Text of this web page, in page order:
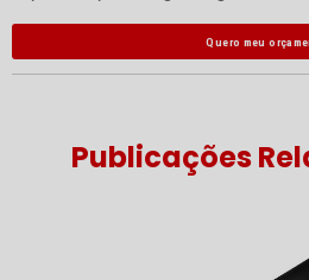
Quero meu
Publicações